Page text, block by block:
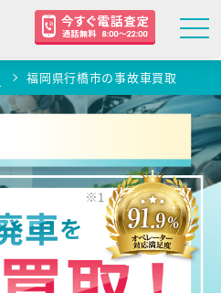
福岡県行橋市の事故車買取